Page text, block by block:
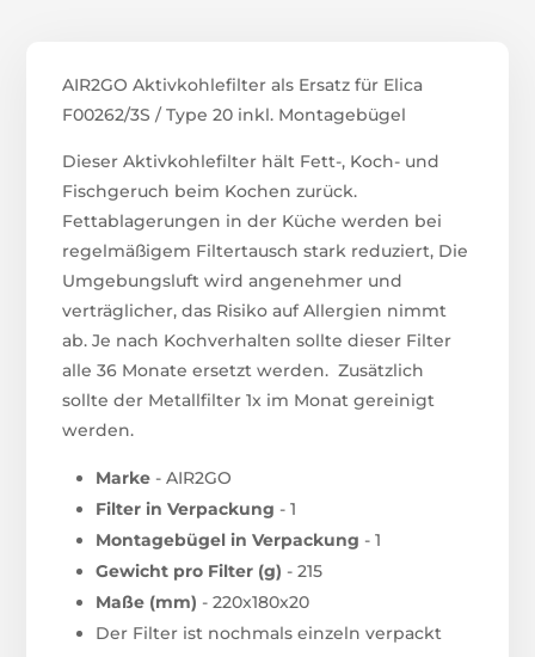
AIR2GO Aktivkohlefilter als Ersatz für Elica
F00262/3S / Type 20 inkl. Montagebügel
Dieser Aktivkohlefilter hält Fett-, Koch- und
Fischgeruch beim Kochen zurück.
Fettablagerungen in der Küche werden bei
regelmäßigem Filtertausch stark reduziert, Die
Umgebungsluft wird angenehmer und
verträglicher, das Risiko auf Allergien nimmt
ab. Je nach Kochverhalten sollte dieser Filter
alle 36 Monate ersetzt werden. Zusätzlich
sollte der Metallfilter 1x im Monat gereinigt
werden.
Marke - AIR2GO
Filter in Verpackung - 1
Montagebügel in Verpackung - 1
Gewicht pro Filter (g) - 215
Maße (mm) - 220x180x20
Der Filter ist nochmals einzeln verpackt